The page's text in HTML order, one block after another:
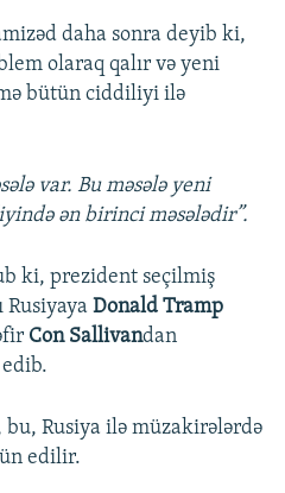
daha sonra deyib ki,
olaraq qalır və yeni
bütün ciddiliyi ilə
var. Bu məsələ yeni
ən birinci məsələdir”.
ki, prezident seçilmiş
Rusiyaya Donald Tramp
Con Sallivandan
Rusiya ilə müzakirələrdə
edilir.